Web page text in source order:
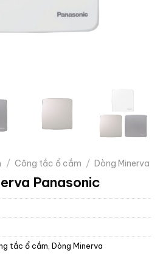
/ Công tắc ổ cắm / Dòng Minerva
Panasonic
tắc ổ cắm Dòng Minerva